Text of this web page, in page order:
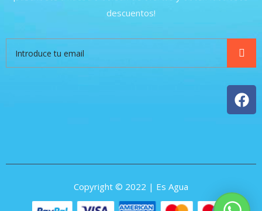
descuentos!
Copyright © 2022 | Es Agua